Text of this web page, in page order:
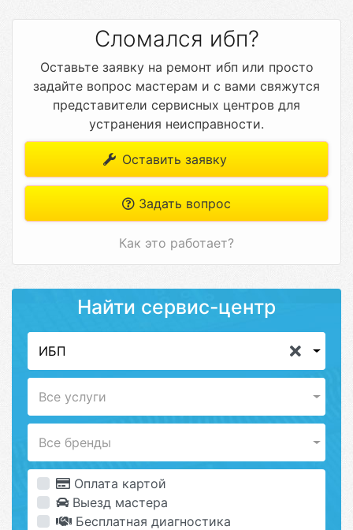
Сломался ибп?
Оставьте заявку на ремонт ибп или просто
задайте вопрос мастерам и с вами свяжутся
представители сервисных центров для
устранения неисправности.
Оставить заявку
Задать вопрос
Как это работает?
Найти сервис-центр
ИБП
Все услуги
Все бренды
Оплата картой
Выезд мастера
Бесплатная диагностика